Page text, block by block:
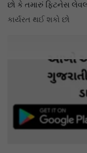
છો કે તમારું ફિટનેસ
કાર્યરત થઈ શકો છો